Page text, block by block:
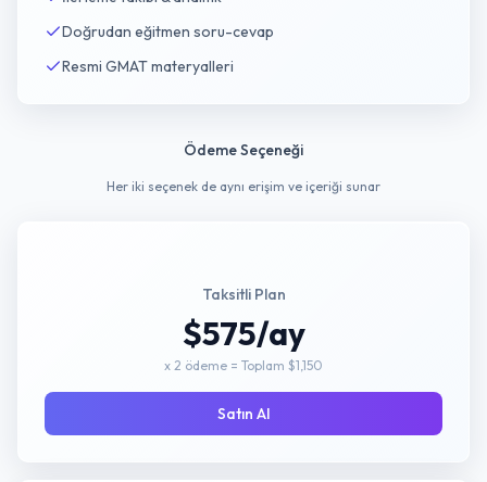
Doğrudan eğitmen soru-cevap
Resmi GMAT materyalleri
Ödeme Seçeneği
Her iki seçenek de aynı erişim ve içeriği sunar
Taksitli Plan
$575/ay
x 2 ödeme = Toplam $1,150
Satın Al